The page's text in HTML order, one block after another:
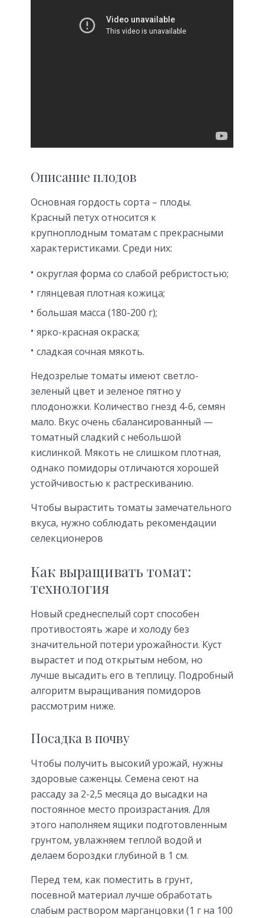
Описание плодов
Основная гордость сорта – плоды.
Красный петух относится к
крупноплодным томатам с прекрасными
характеристиками. Среди них:
округлая форма со слабой ребристостью;
глянцевая плотная кожица;
большая масса (180-200 г);
ярко-красная окраска;
сладкая сочная мякоть.
Недозрелые томаты имеют светло-
зеленый цвет и зеленое пятно у
плодоножки. Количество гнезд 4-6, семян
мало. Вкус очень сбалансированный —
томатный сладкий с небольшой
кислинкой. Мякоть не слишком плотная,
однако помидоры отличаются хорошей
устойчивостью к растрескиванию.
Чтобы вырастить томаты замечательного
вкуса, нужно соблюдать рекомендации
селекционеров
Как выращивать томат:
технология
Новый среднеспелый сорт способен
противостоять жаре и холоду без
значительной потери урожайности. Куст
вырастет и под открытым небом, но
лучше высадить его в теплицу. Подробный
алгоритм выращивания помидоров
рассмотрим ниже.
Посадка в почву
Чтобы получить высокий урожай, нужны
здоровые саженцы. Семена сеют на
рассаду за 2-2,5 месяца до высадки на
постоянное место произрастания. Для
этого наполняем ящики подготовленным
грунтом, увлажняем теплой водой и
делаем бороздки глубиной в 1 см.
Перед тем, как поместить в грунт,
посевной материал лучше обработать
слабым раствором марганцовки (1 г на 100